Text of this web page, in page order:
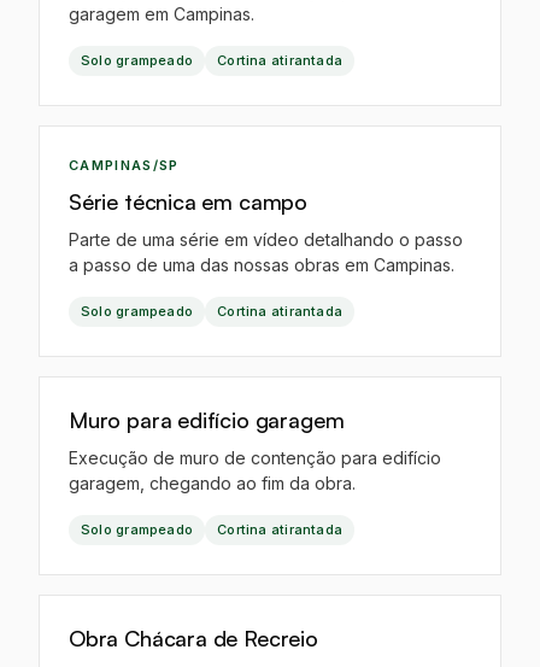
garagem em Campinas.
Solo grampeado Cortina atirantada
CAMPINAS/SP
Série técnica em campo
Parte de uma série em vídeo detalhando o passo
a passo de uma das nossas obras em Campinas.
Solo grampeado Cortina atirantada
Muro para edifício garagem
Execução de muro de contenção para edifício
garagem, chegando ao fim da obra.
Solo grampeado Cortina atirantada
Obra Chácara de Recreio